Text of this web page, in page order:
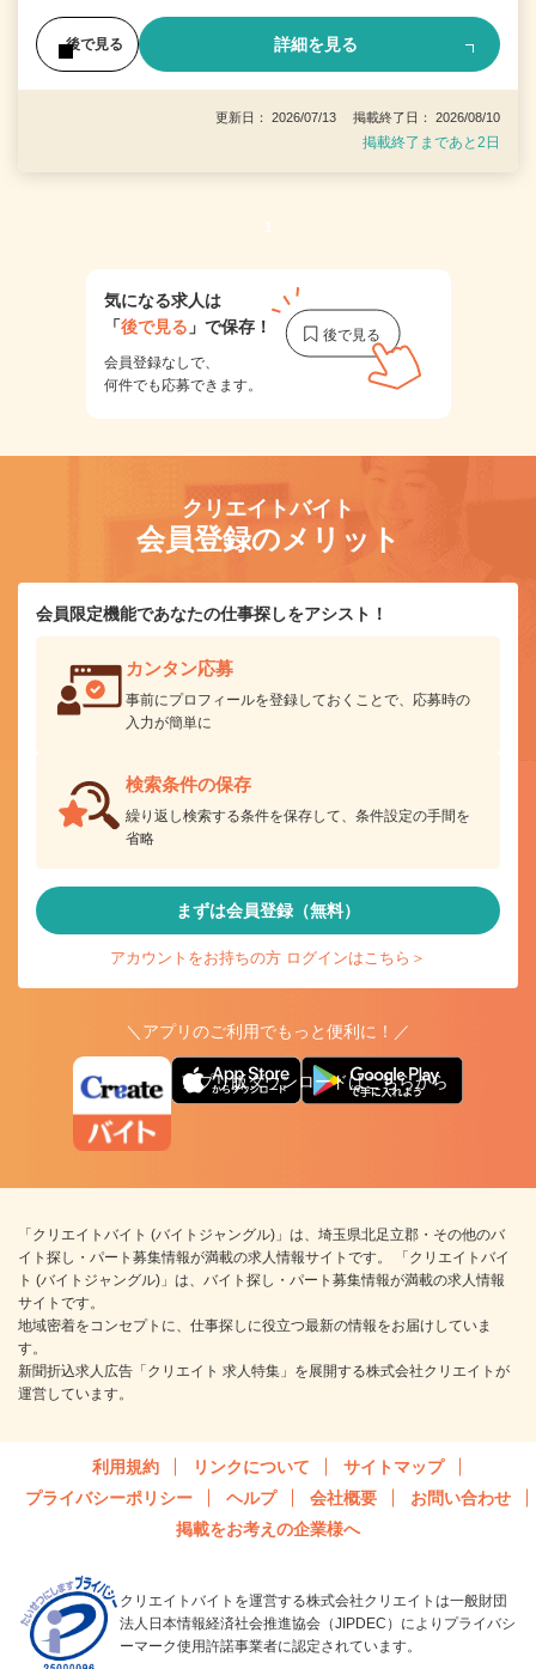
後で見る 詳細を見る
更新日： 2026/07/13 掲載終了日： 2026/08/10
掲載終了まであと2日
1
気になる求人は
「後で見る 」で保存！
会員登録なしで、
何件でも応募できます。
クリエイトバイト
会員登録のメリット
会員限定機能であなたの仕事探しをアシスト！
カンタン応募
事前にプロフィールを登録しておくことで、応募時の
入力が簡単に
検索条件の保存
繰り返し検索する条件を保存して、条件設定の手間を
省略
まずは会員登録（無料）
アカウントをお持ちの方 ログインはこちら＞
＼アプリのご利用でもっと便利に！／
アプリ版ダウンロードはこちらから
「クリエイトバイト (バイトジャングル)」は、埼玉県北足立郡・その他のバ
イト探し・パート募集情報が満載の求人情報サイトです。 「クリエイトバイ
ト (バイトジャングル)」は、バイト探し・パート募集情報が満載の求人情報
サイトです。
地域密着をコンセプトに、仕事探しに役立つ最新の情報をお届けしていま
す。
新聞折込求人広告「クリエイト 求人特集」を展開する株式会社クリエイトが
運営しています。
利用規約 リンクについて
サイトマップ
プライバシーポリシー
ヘルプ 会社概要
お問い合わせ
掲載をお考えの企業様へ
クリエイトバイトを運営する株式会社クリエイトは一般財団
法人日本情報経済社会推進協会（JIPDEC）によりプライバシ
ーマーク使用許諾事業者に認定されています。